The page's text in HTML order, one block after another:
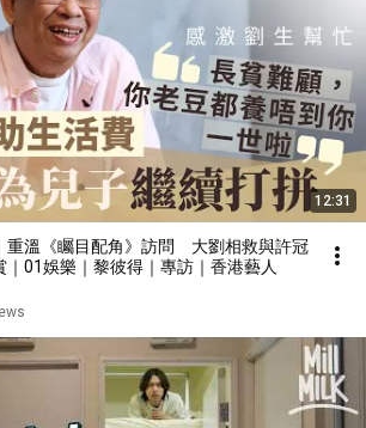
12:31
重溫《矚目配角》訪問 大劉相救與許冠
｜01娛樂｜黎彼得｜專訪｜香港藝人